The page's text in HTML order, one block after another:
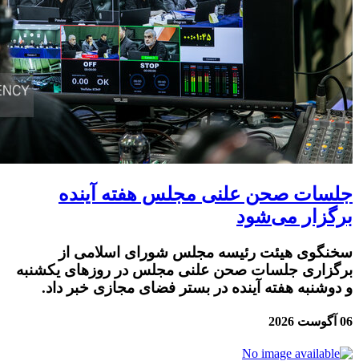
جلسات صحن علنی مجلس هفته آینده
برگزار می‌شود
سخنگوی هیئت‌ رئیسه مجلس شورای اسلامی از
برگزاری جلسات صحن علنی مجلس در روزهای یکشنبه
و دوشنبه هفته آینده در بستر فضای مجازی خبر داد.
06 آگوست 2026